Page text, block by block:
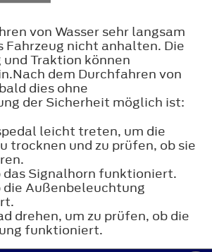
von Wasser sehr langsam
Fahrzeug nicht anhalten. Die
Traktion können
dem Durchfahren von
dies ohne
der Sicherheit möglich ist:
leicht treten, um die
trocknen und zu prüfen, ob sie
das Signalhorn funktioniert.
die Außenbeleuchtung
drehen, um zu prüfen, ob die
funktioniert.